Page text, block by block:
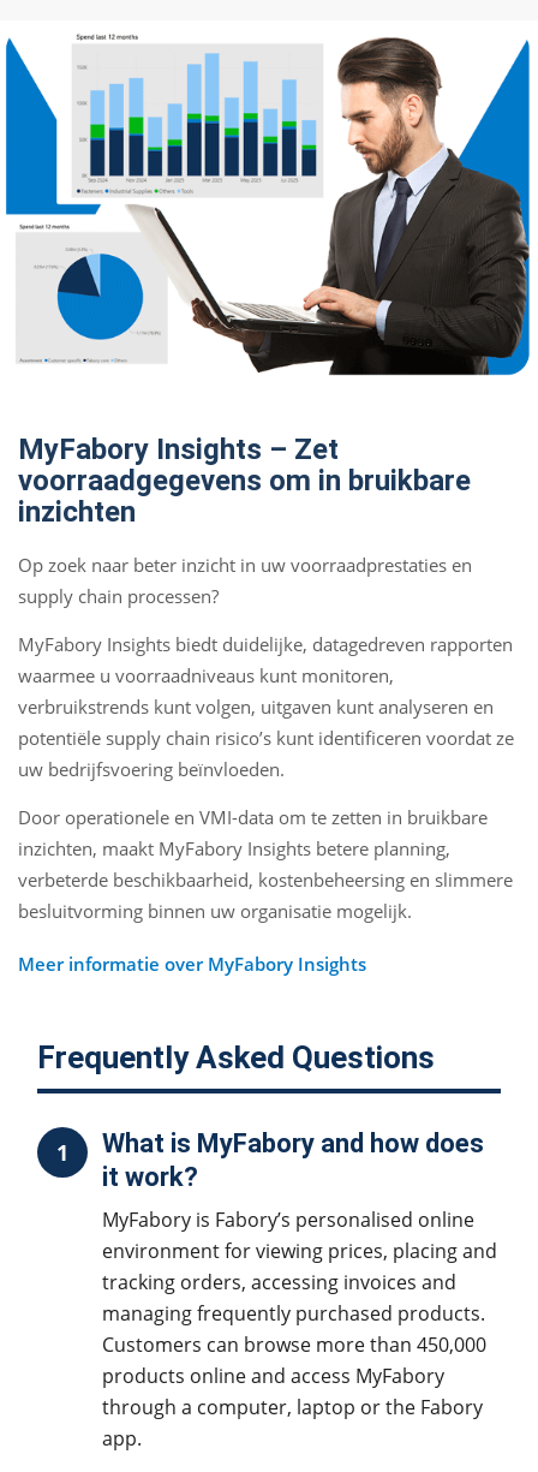
MyFabory Insights – Zet
voorraadgegevens om in bruikbare
inzichten
Op zoek naar beter inzicht in uw voorraadprestaties en
supply chain processen?
MyFabory Insights biedt duidelijke, datagedreven rapporten
waarmee u voorraadniveaus kunt monitoren,
verbruikstrends kunt volgen, uitgaven kunt analyseren en
potentiële supply chain risico’s kunt identificeren voordat ze
uw bedrijfsvoering beïnvloeden.
Door operationele en VMI-data om te zetten in bruikbare
inzichten, maakt MyFabory Insights betere planning,
verbeterde beschikbaarheid, kostenbeheersing en slimmere
besluitvorming binnen uw organisatie mogelijk.
Meer informatie over MyFabory Insights
Frequently Asked Questions
1
What is MyFabory and how does
it work?
MyFabory is Fabory’s personalised online
environment for viewing prices, placing and
tracking orders, accessing invoices and
managing frequently purchased products.
Customers can browse more than 450,000
products online and access MyFabory
through a computer, laptop or the Fabory
app.